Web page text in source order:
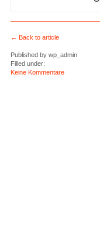
← Back to article
Published bywp_admin
Filled under:
Keine Kommentare